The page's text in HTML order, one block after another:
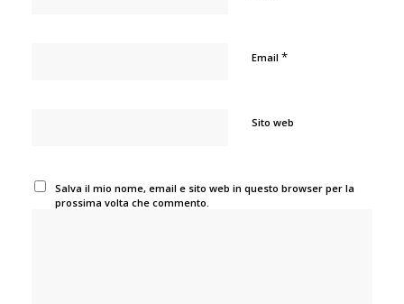
Email *
Sito web
Salva il mio nome, email e sito web in questo browser per la
prossima volta che commento.